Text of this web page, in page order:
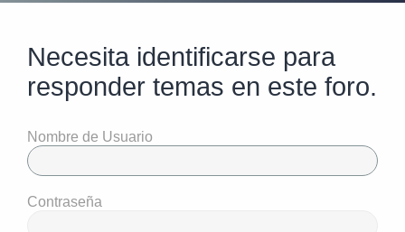
Necesita identificarse para
responder temas en este foro.
Nombre de Usuario
Contraseña